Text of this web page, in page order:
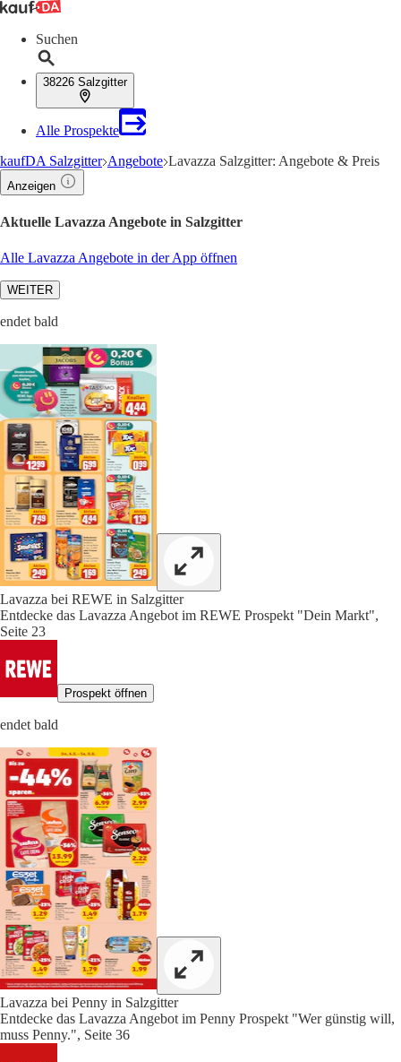
Suchen
38226 Salzgitter
Alle Prospekte
kaufDA Salzgitter Angebote Lavazza Salzgitter: Angebote & Preis
Anzeigen
Aktuelle Lavazza Angebote in Salzgitter
Alle Lavazza Angebote in der App öffnen
WEITER
endet bald
Lavazza bei REWE in Salzgitter
Entdecke das Lavazza Angebot im REWE Prospekt "Dein Markt",
Seite 23
Prospekt öffnen
endet bald
Lavazza bei Penny in Salzgitter
Entdecke das Lavazza Angebot im Penny Prospekt "Wer günstig will,
muss Penny.", Seite 36